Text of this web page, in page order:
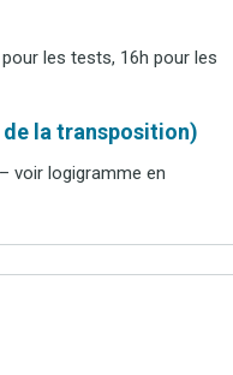
pour les tests, 16h pour les
la transposition)
voir logigramme en